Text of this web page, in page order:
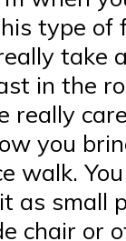
type of
take
in the
really
you
walk.
as small
chair or